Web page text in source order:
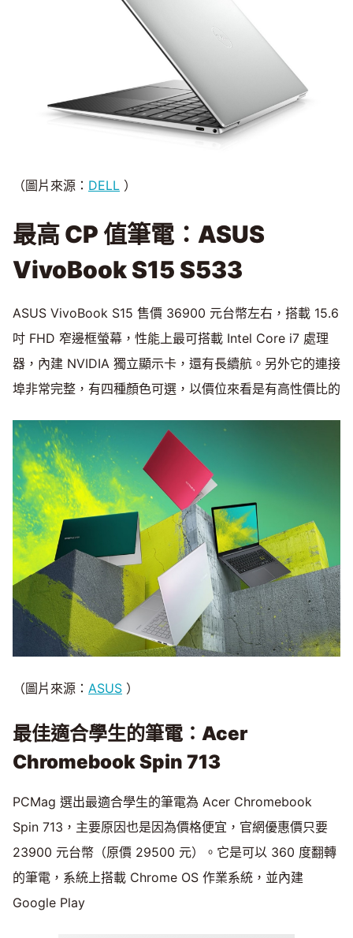
（圖片來源： DELL ）
最高 CP 值筆電：ASUS
VivoBook S15 S533
ASUS VivoBook S15 售價 36900 元台幣左右，搭載 15.6
吋 FHD 窄邊框螢幕，性能上最可搭載 Intel Core i7 處理
器，內建 NVIDIA 獨立顯示卡，還有長續航。另外它的連接
埠非常完整，有四種顏色可選，以價位來看是有高性價比的
（圖片來源： ASUS ）
最佳適合學生的筆電：Acer
Chromebook Spin 713
PCMag 選出最適合學生的筆電為 Acer Chromebook
Spin 713，主要原因也是因為價格便宜，官網優惠價只要
23900 元台幣（原價 29500 元）。它是可以 360 度翻轉
的筆電，系統上搭載 Chrome OS 作業系統，並內建
Google Play